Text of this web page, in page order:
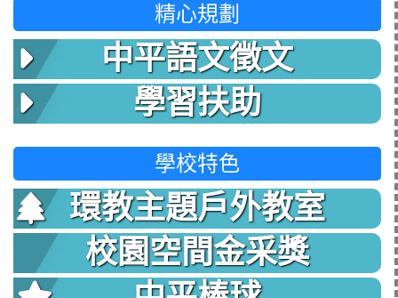
精心規劃
中平語文徵文
學習扶助
學校特色
環教主題戶外教室
校園空間金采獎